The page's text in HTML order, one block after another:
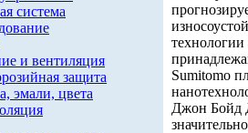
система
и вентиляция
защита
эмали, цвета
Sumitomo
Джон Бойд